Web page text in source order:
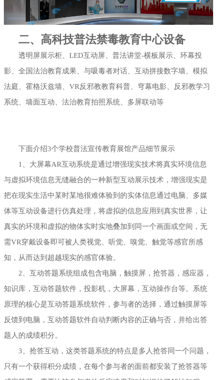
二、高科技普法禁毒教育中心设备
透明屏展示柜、LED互动屏、普法讲堂-横板展示、环幕投
影、全国法治教育成果、与吸毒者对话、互动拼接数字墙、模拟
法庭、霍格沃兹墙、VR反邪教教育科普、穹幕电影、反邪教学习
系统、墙面互动、法治教育拍照系统、多屏联动等
下面介绍3个学校普法宣传教育展馆产品细节展示
1、大屏幕AR互动系统是通过增强现实技术将真实环境信息
与虚拟环境信息无缝融合的一种新型互动展示技术，增强现实是
把在现实生活中某时某地很难体验到的实体信息通过电脑、多媒
体等互动设备进行仿真处理，将虚拟的信息应用到真实世界，让
真实的环境和虚拟的物体实时实地叠加到同一个画面或空间，无
需VR穿戴设备即可被人类视觉、听觉、嗅觉、触觉等感官所感
知，从而达到超越现实的感官体验。
2、互动答题系统组成包含电脑，触摸屏，抢答器，感应器，
知识库，互动答题软件，投影机，大屏幕，互动操作台等。系统
原理的核心是互动答题系统软件，参与者的选择，通过触摸屏等
反馈到电脑，互动答题软件自动判断内容的正确与否，并给出答
题人的成绩积分。
3、抢答互动，这类答题系统的特点是多人抢答同一个问题，
只有一个获得积分成绩，在每个参与者的面前都安装了抢答器等